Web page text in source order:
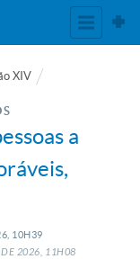
XIV
a
10H39
DE 2026, 11H08